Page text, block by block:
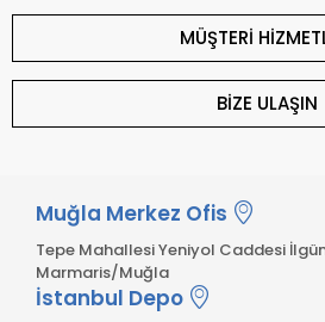
MÜŞTERİ
BİZE ULAŞIN
Muğla Merkez Ofis
Tepe Mahallesi Yeniyol Caddesi
Marmaris/Muğla
İstanbul Depo